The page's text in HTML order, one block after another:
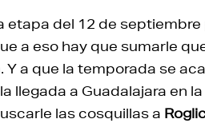
etapa del 12 de
a eso hay que sumarle
. Y a que la temporada se
llegada a Guadalajara en
las cosquillas a